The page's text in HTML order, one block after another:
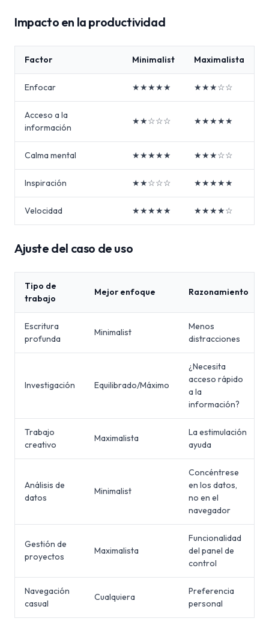
Impacto en la productividad
Factor Minimalist Maximalista
Enfocar ★★★★★ ★★★☆☆
Acceso a la
información
★★☆☆☆ ★★★★★
Calma mental ★★★★★ ★★★☆☆
Inspiración ★★☆☆☆ ★★★★★
Velocidad ★★★★★ ★★★★☆
Ajuste del caso de uso
Tipo de
trabajo
Mejor enfoque Razonamiento
Escritura
profunda
Minimalist
Menos
distracciones
Investigación Equilibrado/Máximo
¿Necesita
acceso rápido
a la
información?
Trabajo
creativo
Maximalista
La estimulación
ayuda
Análisis de
datos
Minimalist
Concéntrese
en los datos,
no en el
navegador
Gestión de
proyectos
Maximalista
Funcionalidad
del panel de
control
Navegación
casual
Cualquiera
Preferencia
personal